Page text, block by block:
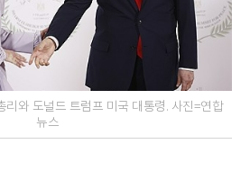
리와 도널드 트럼프 미국 대통령. 사진=연합
뉴스